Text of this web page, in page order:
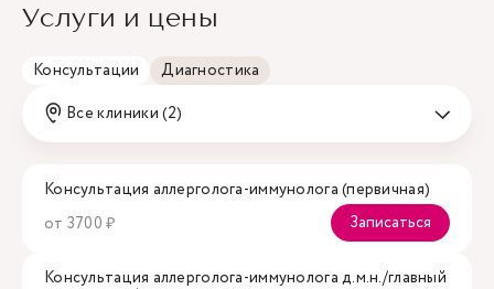
Услуги и цены
Консультации
Диагностика
Все клиники (2)
Консультация аллерголога-иммунолога (первичная)
от 3700 ₽
Записаться
Консультация аллерголога-иммунолога д.м.н./главный